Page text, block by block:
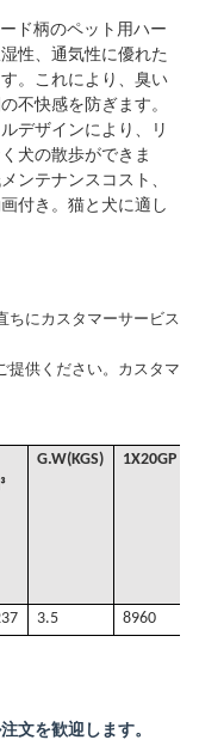
ド柄のペット用ハー
性、通気性に優れた
。これにより、臭い
不快感を防ぎます。
デザインにより、リ
犬の散歩ができま
ンテナンスコスト、
付き。猫と犬に適し
ちにカスタマーサービス
提供ください。カスタマ
G.W(KGS) 1X20GP
3.5 8960
文を歓迎します。